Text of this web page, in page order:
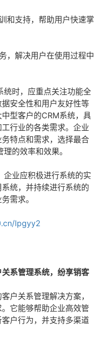
和支持，帮助用户快速掌
，解决用户在使用过程中
统时，应重点关注功能全
安全性和用户友好性等
型客户的CRM系统，具
行业的各类需求。企业
特点和需求，选择最合
的效率和效果。
企业应积极进行系统的实
统，并持续进行系统的
需求。
lpgyy2
系管理系统，纷享销客
户关系管理解决方案，
它能够帮助企业高效管
户行为，并支持多渠道